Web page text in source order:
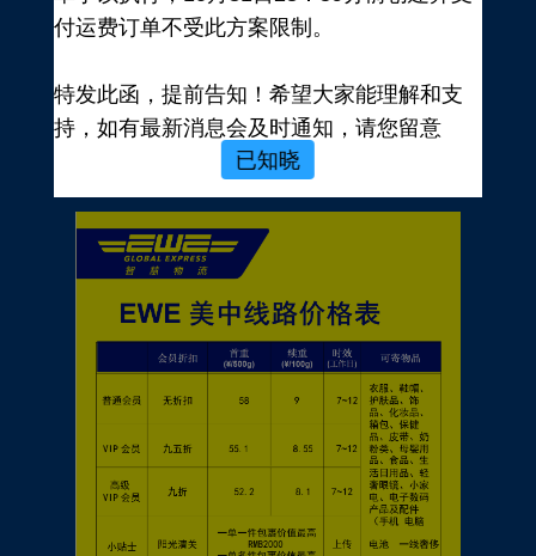
注册新手有礼
价格表
付运费订单不受此方案限制。
特发此函，提前告知！希望大家能理解和支
持，如有最新消息会及时通知，请您留意
EWE转运官网公告，再次感谢您的配合与支
持！
EWE US EXPRESS INC.
2023年10月19日
已知晓